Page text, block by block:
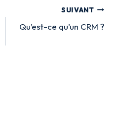
SUIVANT
Qu’est-ce qu’un CRM ?